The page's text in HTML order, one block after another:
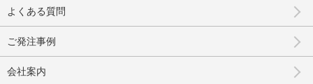
よくある質問
ご発注事例
会社案内